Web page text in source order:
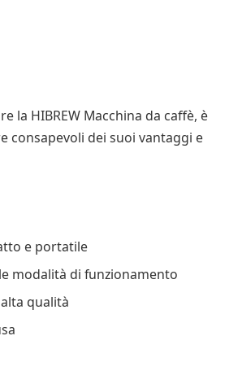
la HIBREW Macchina da caffè, è
consapevoli dei suoi vantaggi e
e portatile
modalità di funzionamento
qualità